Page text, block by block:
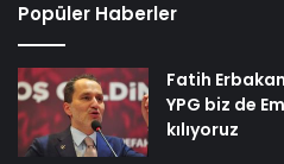
Popüler Haberler
Fatih
YPG biz de
kılıyoruz